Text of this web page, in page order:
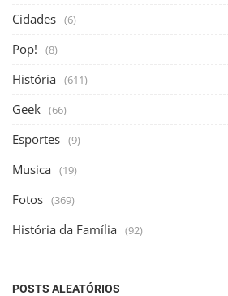
Cidades (6)
Pop! (8)
História (611)
Geek (66)
Esportes (9)
Musica (19)
Fotos (369)
História da Família (92)
POSTS ALEATÓRIOS